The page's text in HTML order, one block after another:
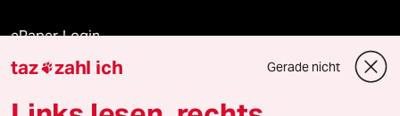
ePaper Login
Downloads für Abonnierende
taz zahl ich Gerade nicht